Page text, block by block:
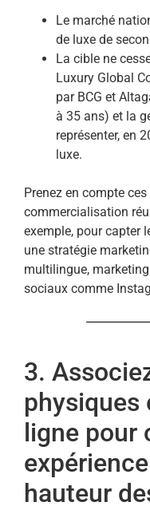
Le marché
de luxe de
La cible ne
Luxury Global
par BCG et
à 35 ans) et la
représenter, en
luxe.
Prenez en compte
commercialisation
exemple, pour capter
une stratégie
multilingue,
sociaux comme
3.
physiques
ligne pour
hauteur